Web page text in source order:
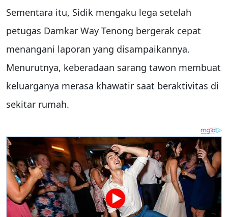
Sementara itu, Sidik mengaku lega setelah
petugas Damkar Way Tenong bergerak cepat
menangani laporan yang disampaikannya.
Menurutnya, keberadaan sarang tawon membuat
keluarganya merasa khawatir saat beraktivitas di
sekitar rumah.